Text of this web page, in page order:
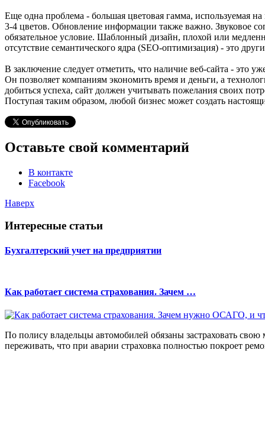
Еще одна проблема - большая цветовая гамма, используемая на
3-4 цветов. Обновление информации также важно. Звуковое
обязательное условие. Шаблонный дизайн, плохой или
отсутствие семантического ядра (SEO-оптимизация) - это
В заключение следует отметить, что наличие веб-сайта - это
Он позволяет компаниям экономить время и деньги, а
добиться успеха, сайт должен учитывать пожелания своих
Поступая таким образом, любой бизнес может создать
Оставьте свой комментарий
В контакте
Facebook
Наверх
Интересные статьи
Бухгалтерский учет на предприятии
Как работает система страхования. Зачем …
По полису владельцы автомобилей обязаны застраховать
переживать, что при аварии страховка полностью покроет